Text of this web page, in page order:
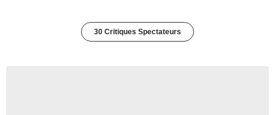
30 Critiques Spectateurs